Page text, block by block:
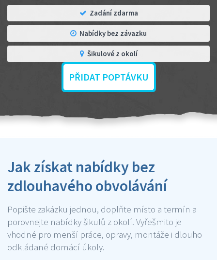
Zadání zdarma
Nabídky bez závazku
Šikulové z okolí
PŘIDAT POPTÁVKU
Jak získat nabídky bez
zdlouhavého obvolávání
Popište zakázku jednou, doplňte místo a termín a
porovnejte nabídky šikulů z okolí. Vyřešmito je
vhodné pro menší práce, opravy, montáže i dlouho
odkládané domácí úkoly.